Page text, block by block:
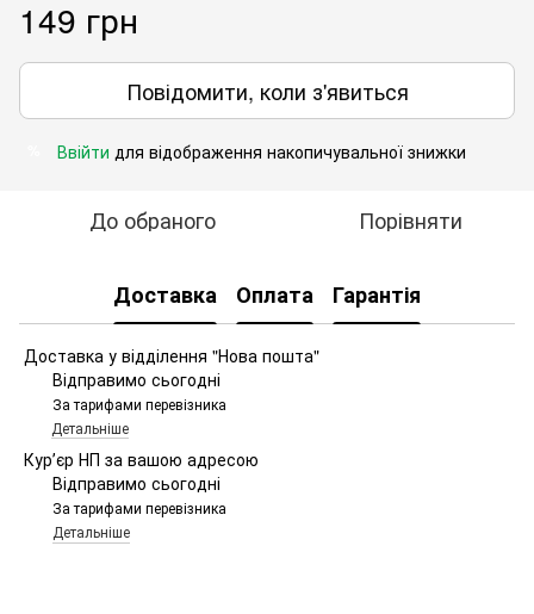
149 грн
Повідомити, коли з'явиться
Ввійти для відображення накопичувальної знижки
До обраного Порівняти
Доставка Оплата Гарантія
Доставка у відділення "Нова пошта"
Відправимо сьогодні
За тарифами перевізника
Детальніше
Курʼєр НП за вашою адресою
Відправимо сьогодні
За тарифами перевізника
Детальніше